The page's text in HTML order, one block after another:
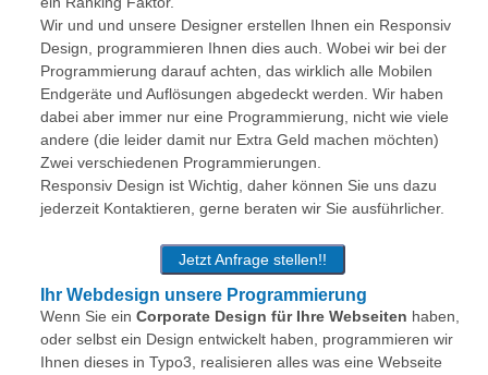
Wir und und unsere Designer erstellen Ihnen ein Responsiv
Design, programmieren Ihnen dies auch. Wobei wir bei der
Programmierung darauf achten, das wirklich alle Mobilen
Endgeräte und Auflösungen abgedeckt werden. Wir haben
dabei aber immer nur eine Programmierung, nicht wie viele
andere (die leider damit nur Extra Geld machen möchten)
Zwei verschiedenen Programmierungen.
Responsiv Design ist Wichtig, daher können Sie uns dazu
jederzeit Kontaktieren, gerne beraten wir Sie ausführlicher.
Jetzt Anfrage stellen!!
Ihr Webdesign unsere Programmierung
Wenn Sie ein Corporate Design für Ihre Webseiten haben,
oder selbst ein Design entwickelt haben, programmieren wir
Ihnen dieses in Typo3, realisieren alles was eine Webseite